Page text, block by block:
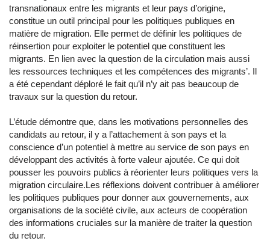
transnationaux entre les migrants et leur pays d’origine,
constitue un outil principal pour les politiques publiques en
matière de migration. Elle permet de définir les politiques de
réinsertion pour exploiter le potentiel que constituent les
migrants. En lien avec la question de la circulation mais aussi
les ressources techniques et les compétences des migrants’. Il
a été cependant déploré le fait qu’il n’y ait pas beaucoup de
travaux sur la question du retour.
L’étude démontre que, dans les motivations personnelles des
candidats au retour, il y a l’attachement à son pays et la
conscience d’un potentiel à mettre au service de son pays en
développant des activités à forte valeur ajoutée. Ce qui doit
pousser les pouvoirs publics à réorienter leurs politiques vers la
migration circulaire.Les réflexions doivent contribuer à améliorer
les politiques publiques pour donner aux gouvernements, aux
organisations de la société civile, aux acteurs de coopération
des informations cruciales sur la manière de traiter la question
du retour.